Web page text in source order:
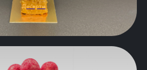
Десерты